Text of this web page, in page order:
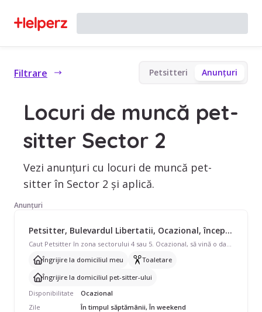
Filtrare Petsitteri Anunțuri
Locuri de muncă pet-
sitter Sector 2
Vezi anunțuri cu locuri de muncă pet-
sitter în Sector 2 și aplică.
Anunțuri
Petsitter, Bulevardul Libertatii, Ocazional, începând cu 35 lei/oră
Caut Petsitter în zona sectorului 4 sau 5. Ocazional, să vină o dată sau de două ori pe zi, timp de o ora, la cele 2 pisicuțe ale mele, să le dea de mâncare și să le curețe litierele. Amândoi motanii sunt castrați, deparazitați la timp și foarte sanatosi. Amândoi sunt foarte iubitori și jucăuși. Dacă doriți mai multe informații, vă rog scrieți-mi aici: 0 7 3 4 0 3 0 1 1 5. 😊
Îngrijire la domiciliul meu
Toaletare
Îngrijire la domiciliul pet-sitter-ului
Disponibilitate
Ocazional
Zile
În timpul săptămânii, În weekend